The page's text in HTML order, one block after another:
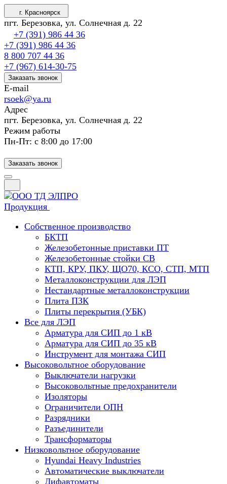
г. Красноярск
пгт. Березовка, ул. Солнечная д. 22
+7 (391) 986 44 36
+7 (391) 986 44 36
8 800 707 44 36
+7 (967) 614-30-75
Заказать звонок
E-mail
rsoek@ya.ru
Адрес
пгт. Березовка, ул. Солнечная д. 22
Режим работы
Пн-Пт: с 8:00 до 17:00
Заказать звонок
Продукция
Собственное производство
БКТП
Железобетонные приставки ПТ
Железобетонные стойки СВ
КТП, КРУ, ПКУ, ЩО70, КСО, СТП, МТП
Металлоконструкции для ЛЭП
Нестандартные металлоконструкции
Плита ПЗК
Плиты перекрытия (УБК)
Все для ЛЭП
Арматура для СИП до 1 кВ
Арматура для СИП до 35 кВ
Инструмент для монтажа СИП
Высоковольтное оборудование
Выключатели нагрузки
Высоковольтные предохранители
Изоляторы
Ограничители ОПН
Разрядники
Разъединители
Трансформаторы
Низковольтное оборудование
Hyundai Heavy Industries
Автоматические выключатели
Дифавтоматы